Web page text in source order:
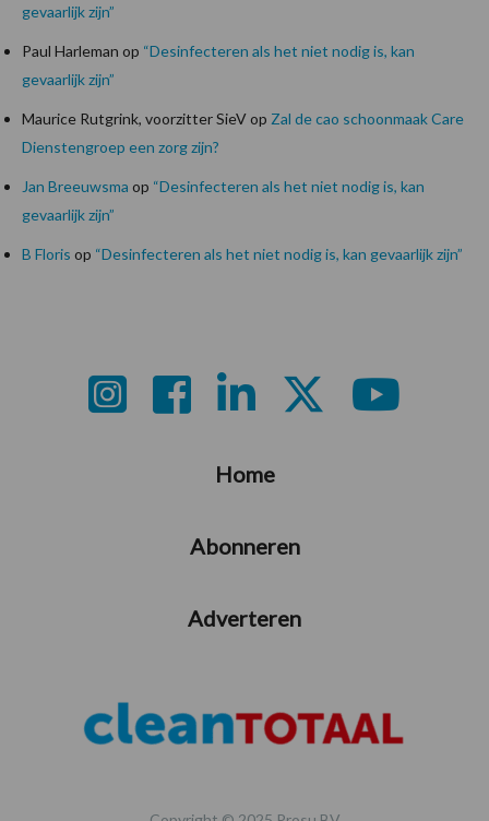
gevaarlijk zijn”
Paul Harleman op “Desinfecteren als het niet nodig is, kan
gevaarlijk zijn”
Maurice Rutgrink, voorzitter SieVop Zal de cao schoonmaak Care
Dienstengroep een zorg zijn?
Jan Breeuwsma op “Desinfecteren als het niet nodig is, kan
gevaarlijk zijn”
B Floris op “Desinfecteren als het niet nodig is, kan gevaarlijk zijn”
Home
Abonneren
Adverteren